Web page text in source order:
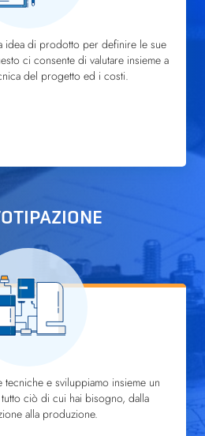
idea di prodotto per definire le sue
ci consente di valutare insieme a
del progetto ed i costi.
e sviluppiamo insieme un
ciò di cui hai bisogno, dalla
alla produzione.